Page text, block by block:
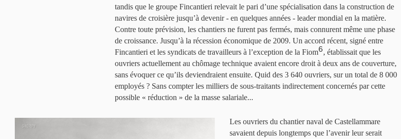
tandis que le groupe Fincantieri relevait le pari d’une spécialisation dans la construction de
navires de croisière jusqu’à devenir - en quelques années - leader mondial en la matière.
Contre toute prévision, les chantiers ne furent pas fermés, mais connurent même une phase
de croissance. Jusqu’à la récession économique de 2009. Un accord récent, signé entre
Fincantieri et les syndicats de travailleurs à l’exception de la Fiom6, établissait que les
ouvriers actuellement au chômage technique avaient encore droit à deux ans de couverture,
sans évoquer ce qu’ils deviendraient ensuite. Quid des 3 640 ouvriers, sur un total de 8 000
employés ? Sans compter les milliers de sous-traitants indirectement concernés par cette
possible « réduction » de la masse salariale...
Les ouvriers du chantier naval de Castellammare
savaient depuis longtemps que l’avenir leur serait